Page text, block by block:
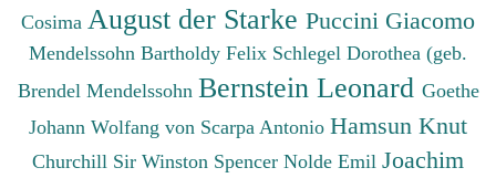
Cosima August der Starke Puccini Giacomo
Mendelssohn Bartholdy Felix Schlegel Dorothea (geb.
Brendel Mendelssohn Bernstein Leonard Goethe
Johann Wolfang von Scarpa Antonio Hamsun Knut
Churchill Sir Winston Spencer Nolde Emil Joachim